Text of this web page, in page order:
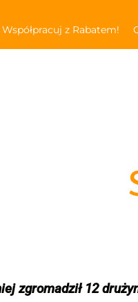
Współpracuj z Rabatem!
zgromadził 12